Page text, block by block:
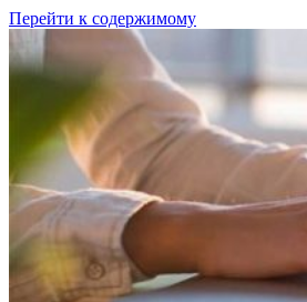
Перейти к содержимому